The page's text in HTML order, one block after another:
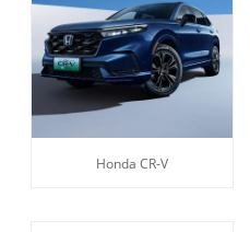
Honda CR-V